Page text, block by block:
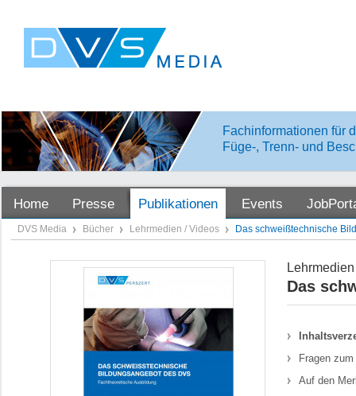
Fachinformationen für
Füge-, Trenn- und
Home Presse Publikationen Events
DVS Media Bücher Lehrmedien / Videos Das schweißtechnische
Das
Fragen
Auf den